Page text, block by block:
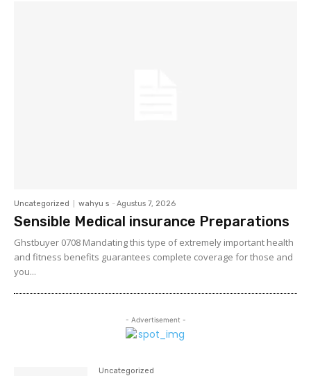
Uncategorized wahyu s - Agustus 7, 2026
Sensible Medical insurance Preparations
Ghstbuyer 0708 Mandating this type of extremely important health
and fitness benefits guarantees complete coverage for those and
you...
- Advertisement -
Uncategorized